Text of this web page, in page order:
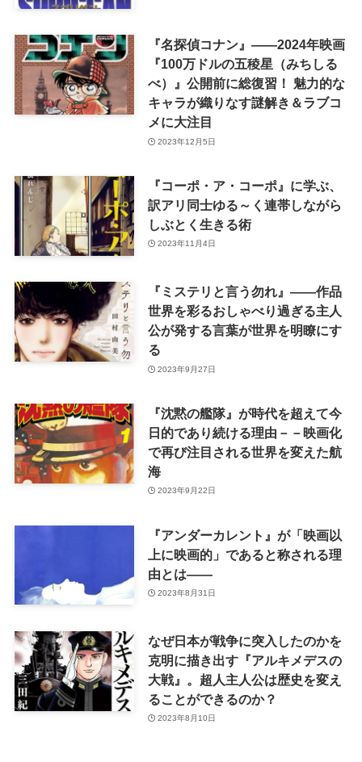
『名探偵コナン』――2024年映画
『100万ドルの五稜星（みちしる
べ）』公開前に総復習！ 魅力的な
キャラが織りなす謎解き＆ラブコ
メに大注目
2023年12月5日
『コーポ・ア・コーポ』に学ぶ、
訳アリ同士ゆる～く連帯しながら
しぶとく生きる術
2023年11月4日
『ミステリと言う勿れ』――作品
世界を彩るおしゃべり過ぎる主人
公が発する言葉が世界を明瞭にす
る
2023年9月27日
『沈黙の艦隊』が時代を超えて今
日的であり続ける理由－－映画化
で再び注目される世界を変えた航
海
2023年9月22日
『アンダーカレント』が「映画以
上に映画的」であると称される理
由とは――
2023年8月31日
なぜ日本が戦争に突入したのかを
克明に描き出す『アルキメデスの
大戦』。超人主人公は歴史を変え
ることができるのか？
2023年8月10日